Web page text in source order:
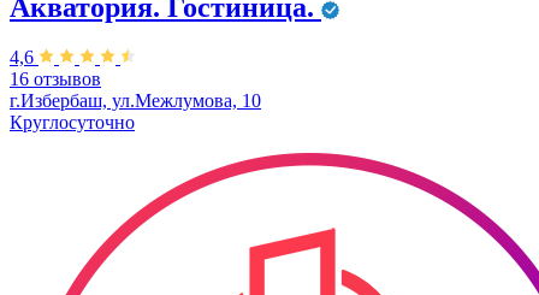
Акватория. Гостиница.
4,6
16 отзывов
г.Избербаш, ул.Межлумова, 10
Круглосуточно